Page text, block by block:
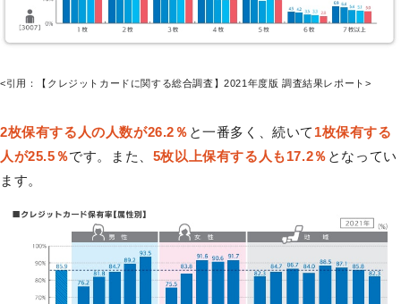
<引用：【クレジットカードに関する総合調査】2021年度版 調査結果レポート>
2枚保有する人の人数が26.2％ と一番多く、続いて 1枚保有する
人が25.5％です。また、 5枚以上保有する人も17.2％ となってい
ます。